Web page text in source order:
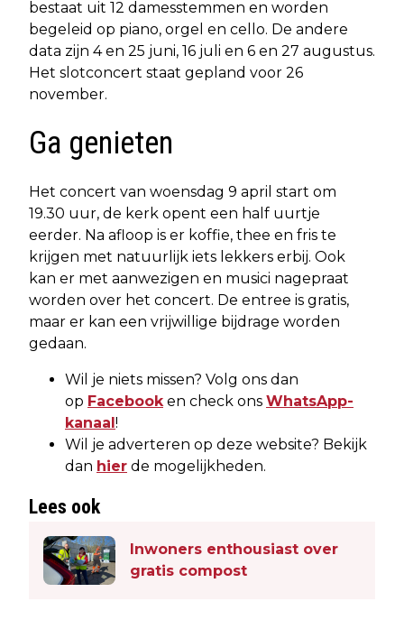
bestaat uit 12 damesstemmen en worden
begeleid op piano, orgel en cello. De andere
data zijn 4 en 25 juni, 16 juli en 6 en 27 augustus.
Het slotconcert staat gepland voor 26
november.
Ga genieten
Het concert van woensdag 9 april start om
19.30 uur, de kerk opent een half uurtje
eerder. Na afloop is er koffie, thee en fris te
krijgen met natuurlijk iets lekkers erbij. Ook
kan er met aanwezigen en musici nagepraat
worden over het concert. De entree is gratis,
maar er kan een vrijwillige bijdrage worden
gedaan.
Wil je niets missen? Volg ons dan
op Facebooken check ons WhatsApp-
kanaal !
Wil je adverteren op deze website? Bekijk
dan hier de mogelijkheden.
Lees ook
Inwoners enthousiast over
gratis compost